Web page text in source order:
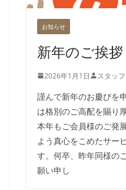
お知らせ
新年のご挨拶
2026年1月1日 スタッフ
謹んで新年のお慶びを
は格別のご高配を賜り
本年もご会員様のご発
よう真心をこめたサー
す。何卒、昨年同様の
願い申し